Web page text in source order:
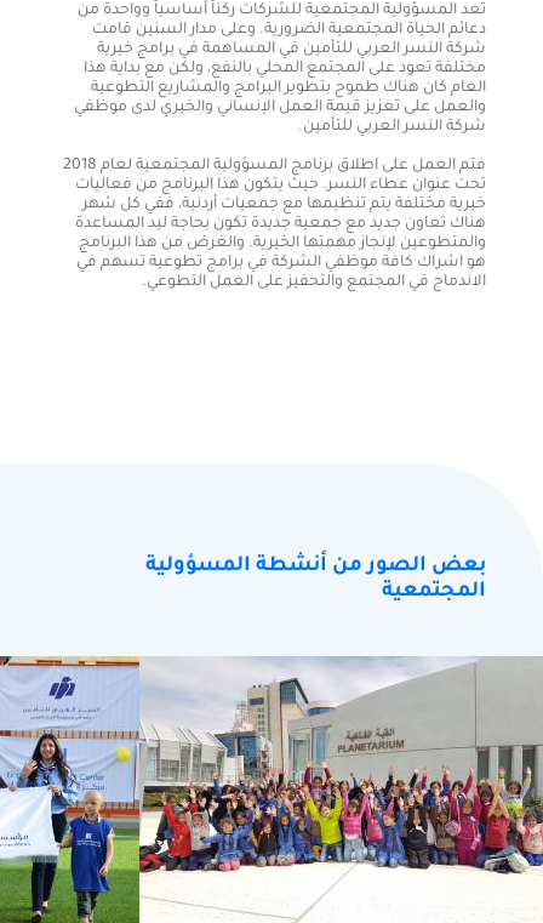
تعد المسؤولية المجتمعية للشركات ركناً أساسياً وواحدة من
دعائم الحياة المجتمعية الضرورية. وعلى مدار السنين قامت
شركة النسر العربي للتأمين في المساهمة في برامج خيرية
مختلفة تعود على المجتمع المحلي بالنفع، ولكن مع بداية هذا
العام كان هناك طموح بتطوير البرامج والمشاريع التطوعية
والعمل على تعزيز قيمة العمل الإنساني والخيري لدى موظفي
شركة النسر العربي للتأمين.
فتم العمل على اطلاق برنامج المسؤولية المجتمعية لعام 2018
تحت عنوان عطاء النسر. حيث يتكون هذا البرنامج من فعاليات
خيرية مختلفة يتم تنظيمها مع جمعيات أردنية، ففي كل شهر
هناك تعاون جديد مع جمعية جديدة تكون بحاجة ليد المساعدة
والمتطوعين لإنجاز مهمتها الخيرية. والغرض من هذا البرنامج
هو اشراك كافة موظفي الشركة في برامج تطوعية تسهم في
الاندماج في المجتمع والتحفيز على العمل التطوعي.
بعض الصور من أنشطة المسؤولية
المجتمعية